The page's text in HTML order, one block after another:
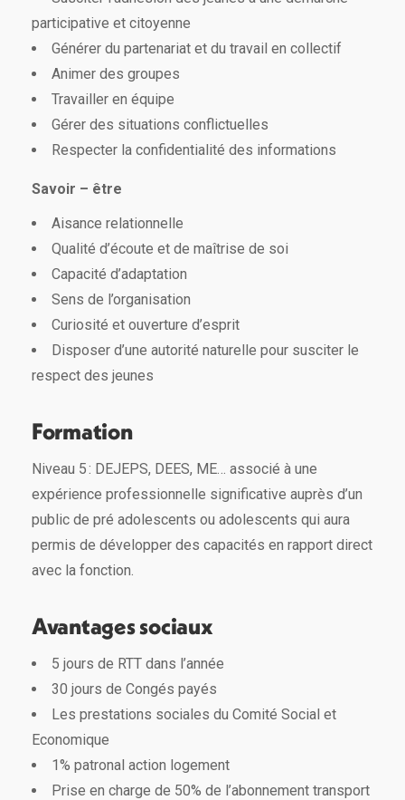
participative et citoyenne
Générer du partenariat et du travail en collectif
Animer des groupes
Travailler en équipe
Gérer des situations conflictuelles
Respecter la confidentialité des informations
Savoir – être
Aisance relationnelle
Qualité d’écoute et de maîtrise de soi
Capacité d’adaptation
Sens de l’organisation
Curiosité et ouverture d’esprit
Disposer d’une autorité naturelle pour susciter le
respect des jeunes
Formation
Niveau 5 : DEJEPS, DEES, ME… associé à une
expérience professionnelle significative auprès d’un
public de pré adolescents ou adolescents qui aura
permis de développer des capacités en rapport direct
avec la fonction.
Avantages sociaux
5 jours de RTT dans l’année
30 jours de Congés payés
Les prestations sociales du Comité Social et
Economique
1% patronal action logement
Prise en charge de 50% de l’abonnement transport